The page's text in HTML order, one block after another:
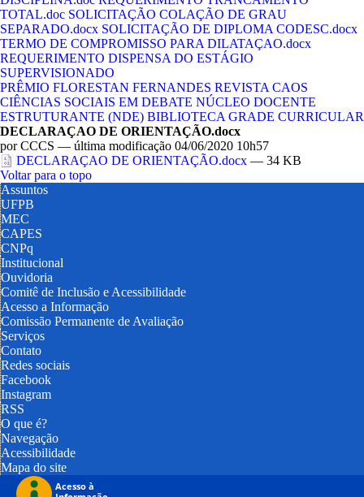
TOTAL.doc SOLICITAÇÃO COLAÇÃO DE GRAU
SEPARADO.docx SOLICITAÇÃO DE DIPLOMA CODESC.docx
TERMO DE COMPROMISSO PARA DILATAÇAO.docx
REQUERIMENTO DISPENSA DO ESTÁGIO
SUPERVISIONADO
PRÊMIO FLORESTAN FERNANDES REVISTA CAOS
CIÊNCIAS SOCIAIS EM DEBATE NÚCLEO DOCENTE
ESTRUTURANTE (NDE) BIBLIOTECA GRADE CURRICULAR
DECLARAÇAO DE ORIENTAÇÃO.docx
porCCCS — última modificação 04/06/2020 10h57
DECLARAÇAO DE ORIENTAÇÃO.docx — 34 KB
Voltar para o topo
Assuntos
UFPB
MEC
CAPES
CNPq
Institucional
Ouvidoria
Comitê de Inclusão e Acessibilidade
Acesso a Informação
Comissão Permanente de Avaliação
Serviços
Contato
Redes sociais
Facebook
Instagram
RSS
O que é?
Navegação
Acessibilidade
Mapa do site